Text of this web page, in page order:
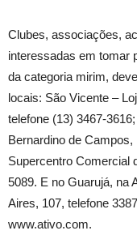
Clubes, associações,
interessadas em tomar
da categoria mirim,
locais: São Vicente –
telefone (13) 3467-
Bernardino de Campos,
Supercentro Comercial
5089. E no Guarujá, na
Aires, 107, telefone
www.ativo.com.